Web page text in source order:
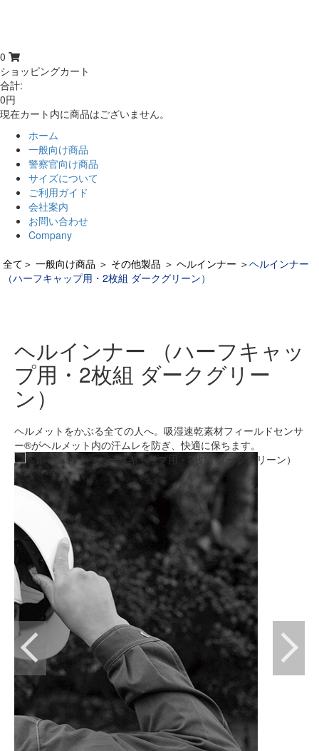
0
ショッピングカート
合計:
0円
現在カート内に商品はございません。
ホーム
一般向け商品
警察官向け商品
サイズについて
ご利用ガイド
会社案内
お問い合わせ
Company
全て ＞ 一般向け商品 ＞ その他製品 ＞ ヘルインナー ＞ヘルインナー
（ハーフキャップ用・2枚組 ダークグリーン）
ヘルインナー （ハーフキャッ
プ用・2枚組 ダークグリー
ン）
ヘルメットをかぶる全ての人へ。吸湿速乾素材フィールドセンサ
ー®がヘルメット内の汗ムレを防ぎ、快適に保ちます。